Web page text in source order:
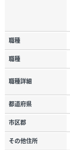
職種
職種
職種詳細
都道府県
市区郡
その他住所